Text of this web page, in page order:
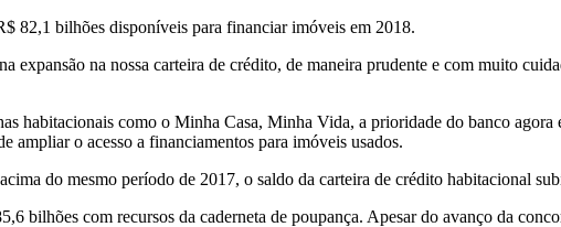
82,1 bilhões disponíveis para financiar imóveis em 2018.
expansão na nossa carteira de crédito, de maneira prudente e com muito
habitacionais como o Minha Casa, Minha Vida, a prioridade do banco
ampliar o acesso a financiamentos para imóveis usados.
do mesmo período de 2017, o saldo da carteira de crédito habitacional
bilhões com recursos da caderneta de poupança. Apesar do avanço da